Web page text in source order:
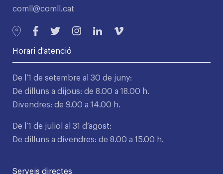
comll@comll.cat
Horari d'atenció
De l’1 de setembre al 30 de juny:
De dilluns a dijous: de 8.00 a 18.00 h.
Divendres: de 9.00 a 14.00 h.
De l’1 de juliol al 31 d’agost:
De dilluns a divendres: de 8.00 a 15.00 h.
Serveis directes